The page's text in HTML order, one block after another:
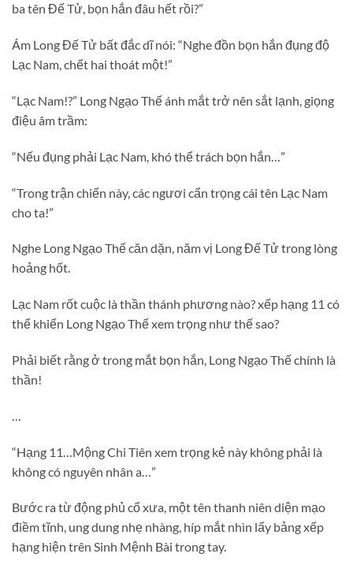
ba tên Đế Tử, bọn hắn đâu hết rồi?”
Ám Long Đế Tử bất đắc dĩ nói: “Nghe đồn bọn hắn đụng độ
Lạc Nam, chết hai thoát một!”
“Lạc Nam!?” Long Ngạo Thế ánh mắt trở nên sắt lạnh, giọng
điệu âm trầm:
“Nếu đụng phải Lạc Nam, khó thể trách bọn hắn…”
“Trong trận chiến này, các ngươi cẩn trọng cái tên Lạc Nam
cho ta!”
Nghe Long Ngạo Thế căn dặn, năm vị Long Đế Tử trong lòng
hoảng hốt.
Lạc Nam rốt cuộc là thần thánh phương nào? xếp hạng 11 có
thể khiến Long Ngạo Thế xem trọng như thế sao?
Phải biết rằng ở trong mắt bọn hắn, Long Ngạo Thế chính là
thần!
“Hạng 11…Mộng Chi Tiên xem trọng kẻ này không phải là
không có nguyên nhân a…”
Bước ra từ động phủ cổ xưa, một tên thanh niên diện mạo
điềm tĩnh, ung dung nhẹ nhàng, híp mắt nhìn lấy bảng xếp
hạng hiện trên Sinh Mệnh Bài trong tay.